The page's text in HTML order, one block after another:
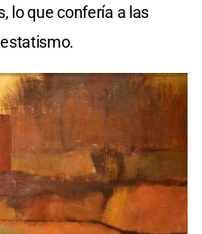
lo que confería a las